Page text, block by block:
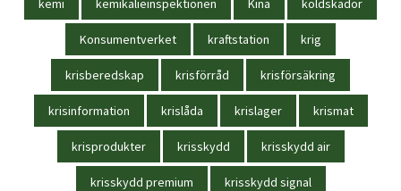
kemi kemikalieinspektionen Kina köldskador
Konsumentverket kraftstation krig
krisberedskap krisförråd krisförsäkring
krisinformation krislåda krislager krismat
krisprodukter krisskydd krisskydd air
krisskydd premium krisskydd signal